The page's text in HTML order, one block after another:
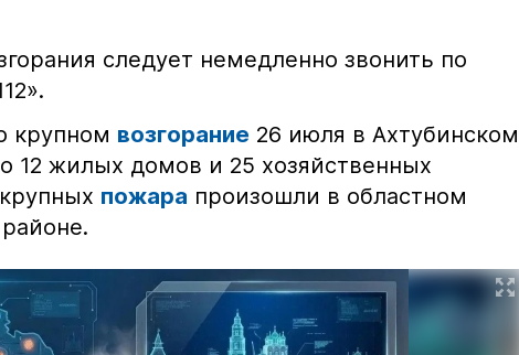
следует немедленно звонить по
крупном возгорание 26 июля в Ахтубинском
12 жилых домов и 25 хозяйственных
пожара произошли в областном